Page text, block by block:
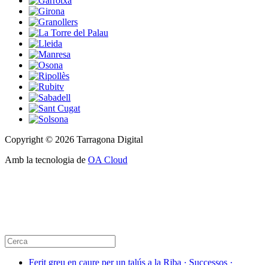
Copyright © 2026 Tarragona Digital
Amb la tecnologia de OA Cloud
Ferit greu en caure per un talús a la Riba · Successos ·